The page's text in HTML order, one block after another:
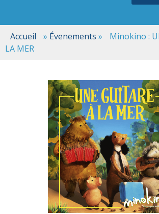
Accueil » Évenements »
Minokino :
LA MER